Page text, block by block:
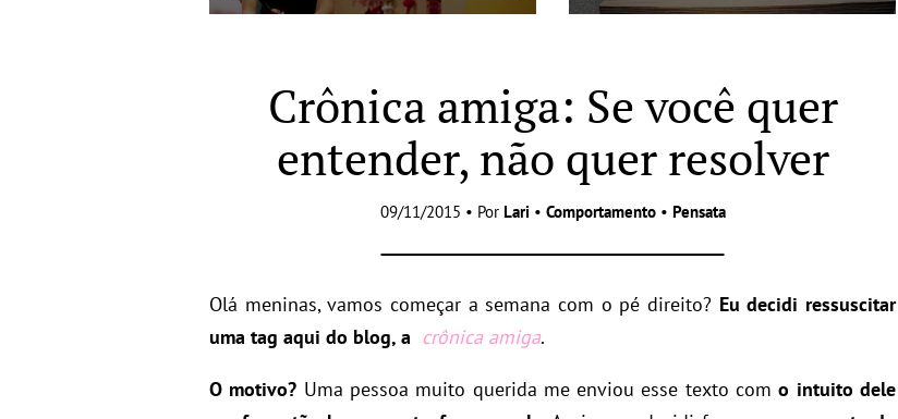
Crônica amiga: Se você quer
entender, não quer resolver
09/11/2015 • Por Lari • Comportamento• Pensata
Olá meninas, vamos começar a semana com o pé direito? Eu decidi ressuscitar
uma tag aqui do blog, a crônica amiga.
O motivo? Uma pessoa muito querida me enviou esse texto como intuito dele